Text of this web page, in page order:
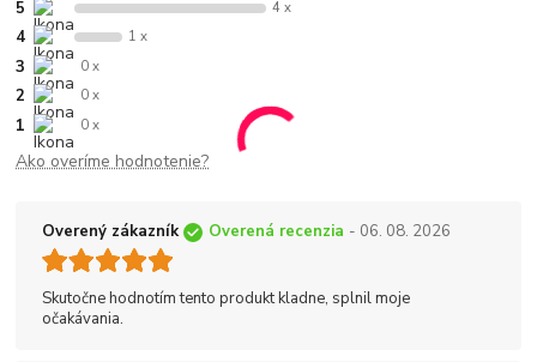
5 4 x
4 1 x
3 0 x
2 0 x
1 0 x
Ako overíme hodnotenie?
Overený zákazník Overená recenzia - 06. 08. 2026
Skutočne hodnotím tento produkt kladne, splnil moje
očakávania.